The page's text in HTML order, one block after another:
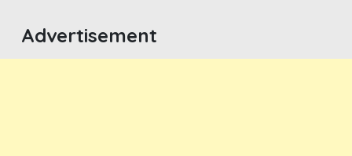
Advertisement